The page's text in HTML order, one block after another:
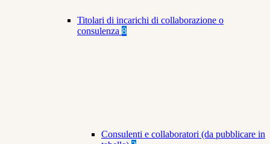
Titolari di incarichi di collaborazione o
consulenza 8
Consulenti e collaboratori (da pubblicare in